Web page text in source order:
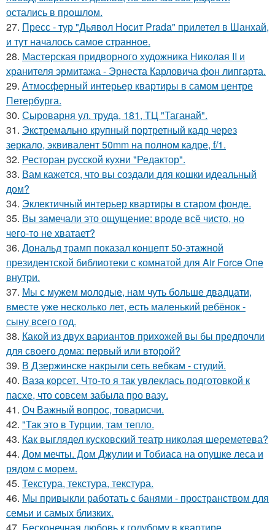
остались в прошлом.
27. Пресс - тур "Дьявол Носит Prada" прилетел в Шанхай,
и тут началось самое странное.
28. Мастерская придворного художника Николая II и
хранителя эрмитажа - Эрнеста Карловича фон липгарта.
29. Атмосферный интерьер квартиры в самом центре
Петербурга.
30. Сыроварня ул. труда, 181, ТЦ "Таганай".
31. Экстремально крупный портретный кадр через
зеркало, эквивалент 50mm на полном кадре, f/1.
32. Ресторан русской кухни "Редактор".
33. Вам кажется, что вы создали для кошки идеальный
дом?
34. Эклектичный интерьер квартиры в старом фонде.
35. Вы замечали это ощущение: вроде всё чисто, но
чего-то не хватает?
36. Дональд трамп показал концепт 50-этажной
президентской библиотеки с комнатой для Air Force One
внутри.
37. Мы с мужем молодые, нам чуть больше двадцати,
вместе уже несколько лет, есть маленький ребёнок -
сыну всего год.
38. Какой из двух вариантов прихожей вы бы предпочли
для своего дома: первый или второй?
39. В Дзержинске накрыли сеть вебкам - студий.
40. Ваза корсет. Что-то я так увлеклась подготовкой к
пасхе, что совсем забыла про вазу.
41. Оч Важный вопрос, товарисчи.
42. "Так это в Турции, там тепло.
43. Как выглядел кусковский театр николая шереметева?
44. Дом мечты. Дом Джулии и Тобиаса на опушке леса и
рядом с морем.
45. Текстура, текстура, текстура.
46. Мы привыкли работать с банями - пространством для
семьи и самых близких.
47. Бесконечная любовь к голубому в квартире